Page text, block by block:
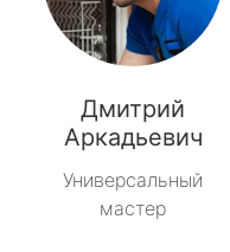
Дмитрий
Аркадьевич
Универсальный
мастер